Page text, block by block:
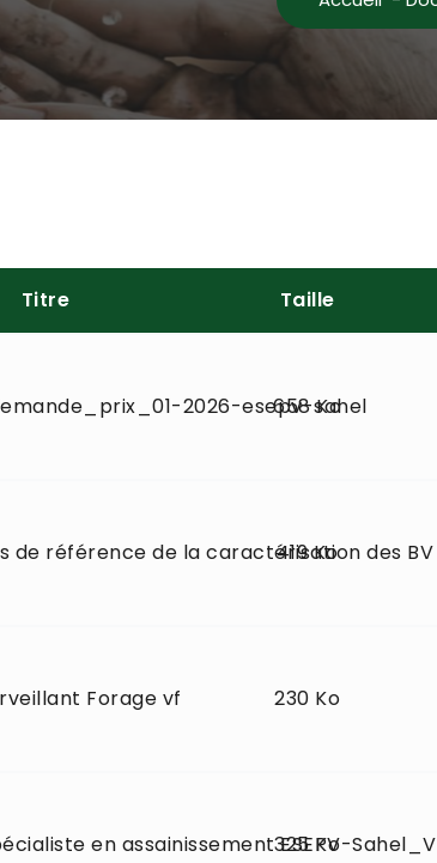
Titre Taille
2026-esepv-sahel
658 Ko
de référence de la caractérisation des
419 Ko
Forage vf 230 Ko
en assainissement ESEPV-
325 Ko